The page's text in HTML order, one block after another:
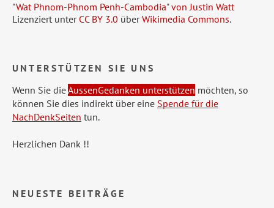
"Wat Phnom-Phnom Penh-Cambodia"von Justin Watt
Lizenziert unter CC BY 3.0 überWikimedia Commons.
UNTERSTÜTZEN SIE UNS
Wenn Sie dieAussenGedanken unterstützen möchten, so
können Sie dies indirekt über eine Spende für die
NachDenkSeiten tun.
Herzlichen Dank !!
NEUESTE BEITRÄGE